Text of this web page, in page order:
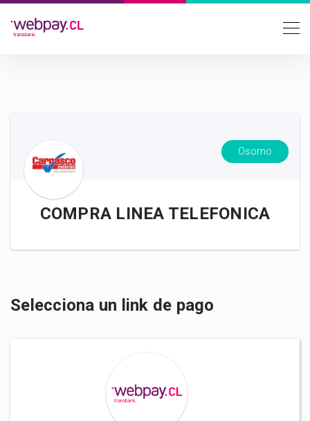
Osorno
COMPRA LINEA TELEFONICA
Selecciona un link de pago